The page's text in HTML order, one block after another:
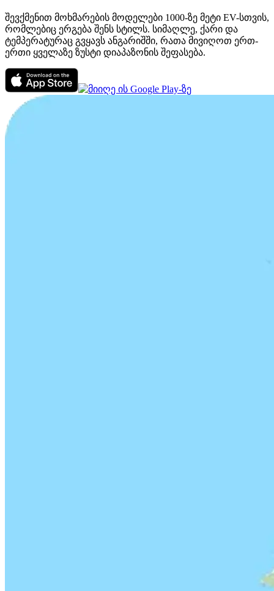
შევქმენით მოხმარების მოდელები 1000-ზე მეტი EV-სთვის,
რომლებიც ერგება შენს სტილს. სიმაღლე, ქარი და
ტემპერატურაც გვყავს ანგარიშში, რათა მივიღოთ ერთ-
ერთი ყველაზე ზუსტი დიაპაზონის შეფასება.